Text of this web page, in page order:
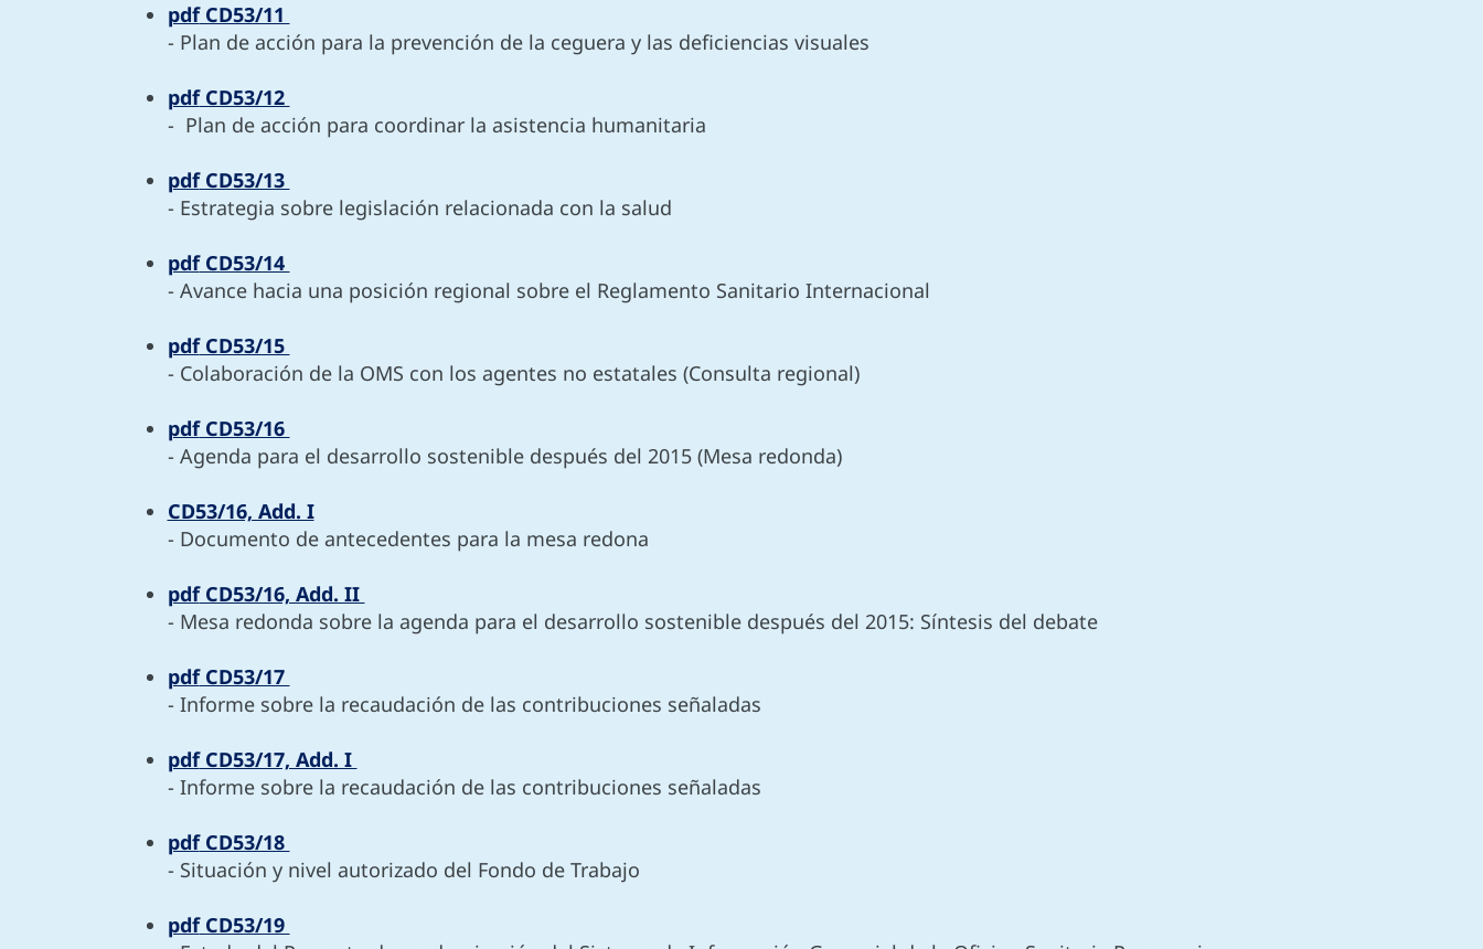
pdfCD53/11
- Plan de acción para la prevención de la ceguera y las deficiencias visuales
pdfCD53/12
- Plan de acción para coordinar la asistencia humanitaria
pdfCD53/13
- Estrategia sobre legislación relacionada con la salud
pdfCD53/14
- Avance hacia una posición regional sobre el Reglamento Sanitario Internacional
pdfCD53/15
- Colaboración de la OMS con los agentes no estatales (Consulta regional)
pdfCD53/16
- Agenda para el desarrollo sostenible después del 2015 (Mesa redonda)
CD53/16, Add. I
- Documento de antecedentes para la mesa redona
pdfCD53/16, Add. II
- Mesa redonda sobre la agenda para el desarrollo sostenible después del 2015: Síntesis del debate
pdfCD53/17
- Informe sobre la recaudación de las contribuciones señaladas
pdfCD53/17, Add. I
- Informe sobre la recaudación de las contribuciones señaladas
pdfCD53/18
- Situación y nivel autorizado del Fondo de Trabajo
pdfCD53/19